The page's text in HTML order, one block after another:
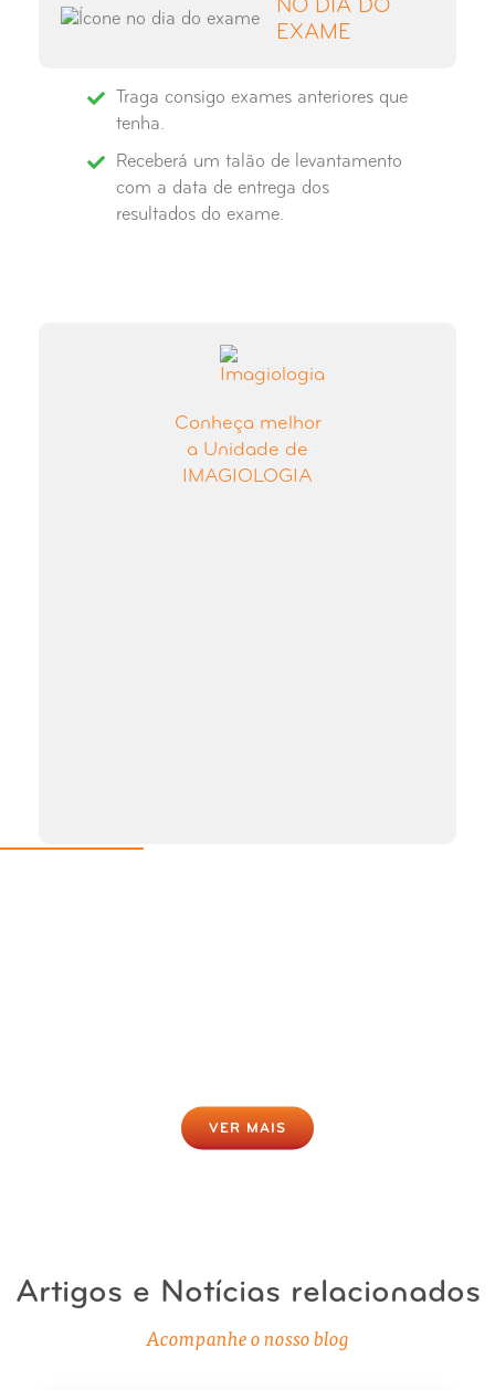
NO DIA DO
EXAME
Traga consigo exames anteriores que
tenha.
Receberá um talão de levantamento
com a data de entrega dos
resultados do exame.
Conheça melhor
a Unidade de
IMAGIOLOGIA
VER MAIS
Artigos e Notícias relacionados
Acompanhe o nosso blog